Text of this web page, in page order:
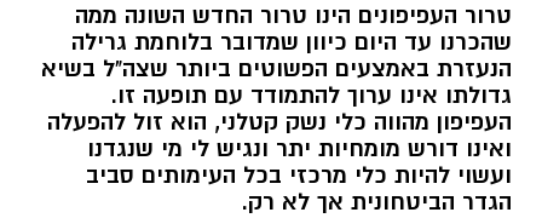
טרור העפיפונים הינו טרור החדש השונה ממה
שהכרנו עד היום כיוון שמדובר בלוחמת גרילה
הנעזרת באמצעים הפשוטים ביותר שצה"ל בשיא
גדולתו אינו ערוך להתמודד עם תופעה זו.
העפיפון מהווה כלי נשק קטלני, הוא זול להפעלה
ואינו דורש מומחיות יתר ונגיש לי מי שנגדנו
ועשוי להיות כלי מרכזי בכל העימותים סביב
הגדר הביטחונית אך לא רק.